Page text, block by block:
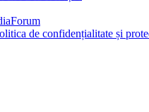
de confidențialitate și